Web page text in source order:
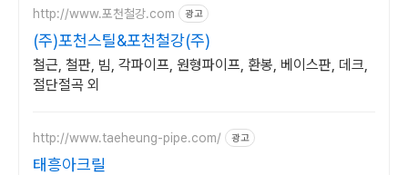
http://www.포천철강.com 광고
(주)포천스틸&포천철강(주)
철근, 철판, 빔, 각파이프, 원형파이프, 환봉, 베이스판, 데크,
절단절곡 외
http://www.taeheung-pipe.com/ 광고
태흥아크릴